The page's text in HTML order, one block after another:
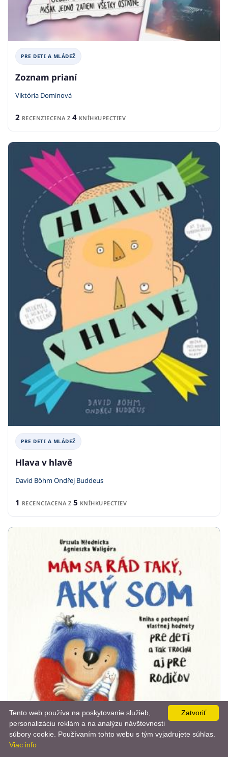
PRE DETI A MLÁDEŽ
Zoznam prianí
Viktória Dominová
2 RECENZIECENA Z 4 KNÍHKUPECTIEV
PRE DETI A MLÁDEŽ
Hlava v hlavě
David Böhm Ondřej Buddeus
1 RECENCIACENA Z 5 KNÍHKUPECTIEV
📨
Zatvoriť
Tento web používa na poskytovanie služieb,
personalizáciu reklám a na analýzu návštevnosti
súbory cookie. Používaním tohto webu s tým vyjadrujete súhlas.
Viac info